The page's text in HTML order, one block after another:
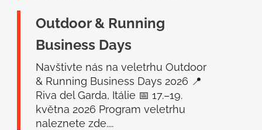
Outdoor & Running
Business Days
Navštivte nás na veletrhu Outdoor
& Running Business Days 2026 📍
Riva del Garda, Itálie 📅 17.–19.
května 2026 Program veletrhu
naleznete zde....